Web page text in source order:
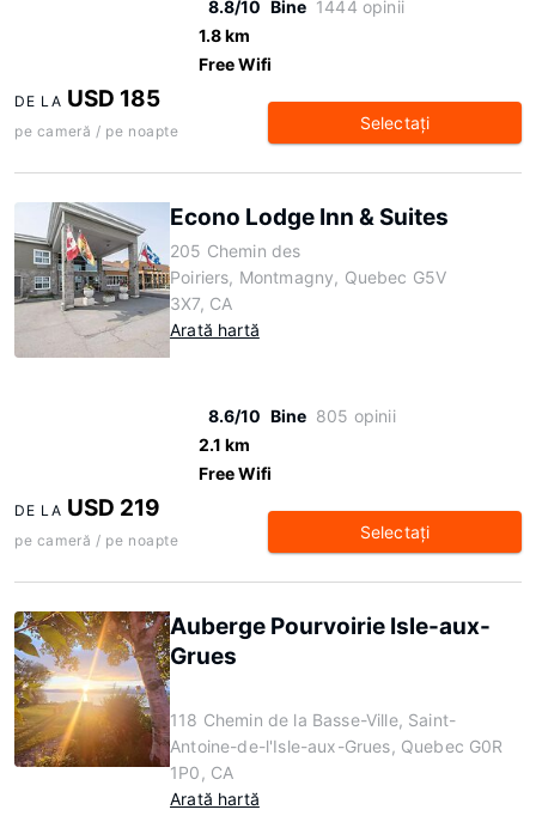
8.8/10 Bine 1444 opinii
1.8 km
Free Wifi
DE LA USD 185
pe cameră / pe noapte Selectaţi
Econo Lodge Inn & Suites
205 Chemin des
Poiriers, Montmagny, Quebec G5V
3X7, CA
Arată hartă
8.6/10 Bine 805 opinii
2.1 km
Free Wifi
DE LA USD 219
pe cameră / pe noapte Selectaţi
Auberge Pourvoirie Isle-aux-
Grues
118 Chemin de la Basse-Ville, Saint-
Antoine-de-l'Isle-aux-Grues, Quebec G0R
1P0, CA
Arată hartă